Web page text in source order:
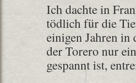
Ich dachte in
tödlich für die
einigen Jahren
der Torero nur
gespannt ist,